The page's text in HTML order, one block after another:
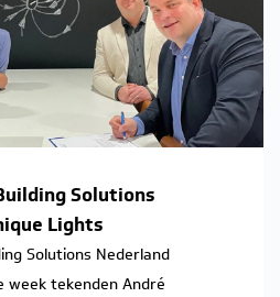
Solutions
Lights
Solutions Nederland
week tekenden André